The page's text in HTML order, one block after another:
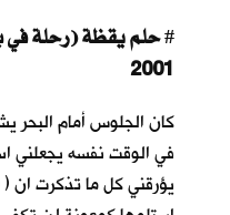
#
2001
كان الجلوس أمام البحر
في الوقت نفسه يجعلني